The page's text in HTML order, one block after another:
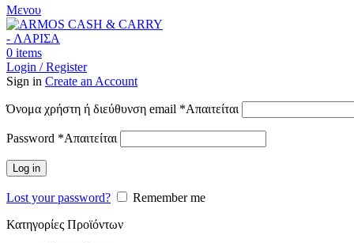
Μενου
0 items
Login / Register
Sign in Create an Account
Όνομα χρήστη ή διεύθυνση email *Απαιτείται
Password *Απαιτείται
Log in
Lost your password?
Remember me
Κατηγορίες Προϊόντων